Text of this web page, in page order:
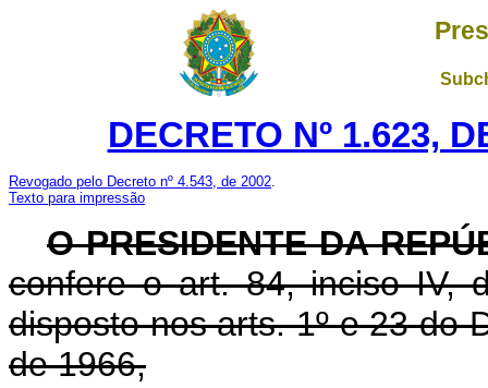
DECRETO Nº 1.623,
Revogado pelo Decreto nº 4.543, de 2002.
Texto para impressão
O PRESIDENTE DA
confere o art. 84, inciso IV,
disposto nos arts. 1º e 23 do
de 1966,